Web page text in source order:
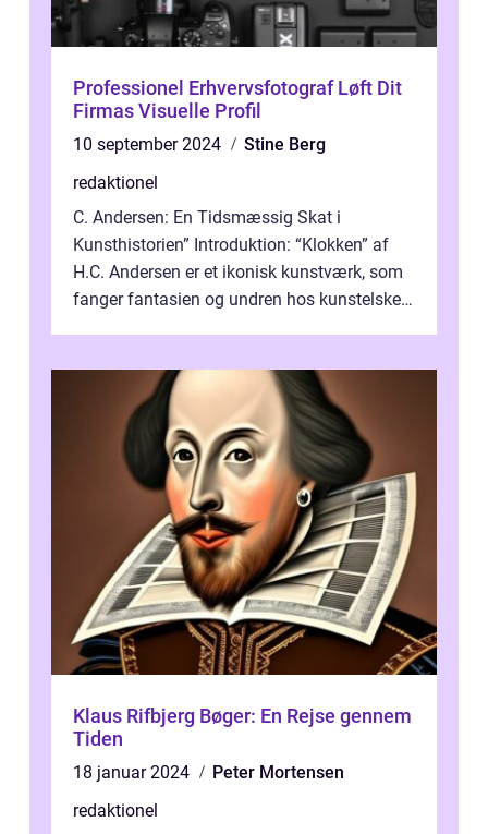
Professionel Erhvervsfotograf Løft Dit
Firmas Visuelle Profil
10 september 2024
Stine Berg
redaktionel
C. Andersen: En Tidsmæssig Skat i
Kunsthistorien” Introduktion: “Klokken” af
H.C. Andersen er et ikonisk kunstværk, som
fanger fantasien og undren hos kunstelskere
Klaus Rifbjerg Bøger: En Rejse gennem
Tiden
18 januar 2024
Peter Mortensen
redaktionel